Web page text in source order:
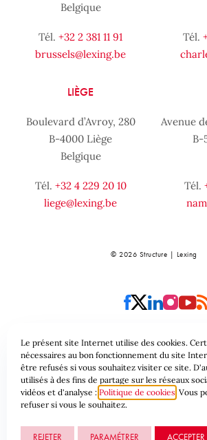
Belgique
Tél. +32 2 381 11 91
brussels@lexing.be
Tél.
LIÈGE
Boulevard d’Avroy, 280
B-4000 Liège
Belgique
Tél. +32 4 229 20 10
liege@lexing.be
Avenue
B-
Tél.
© 2026 Structure | Lexing
Plan du site Conditions
Protection des données &
Le présent site Internet utilise des cookies.
nécessaires au bon fonctionnement du site
être refusés si vous souhaitez visiter ce site.
utilisés à des fins de partage sur les réseaux
vidéos et d'analyse : Politique de cookies Vous
refuser si vous le souhaitez.
REJETER PARAMÉTRER